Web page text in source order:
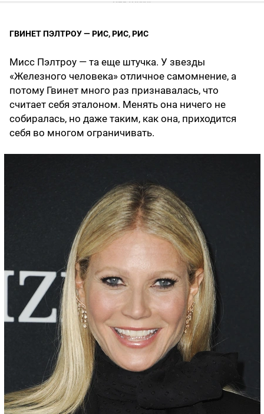
ГВИНЕТ ПЭЛТРОУ — РИС, РИС, РИС
Мисс Пэлтроу — та еще штучка. У звезды
«Железного человека» отличное самомнение, а
потому Гвинет много раз признавалась, что
считает себя эталоном. Менять она ничего не
собиралась, но даже таким, как она, приходится
себя во многом ограничивать.